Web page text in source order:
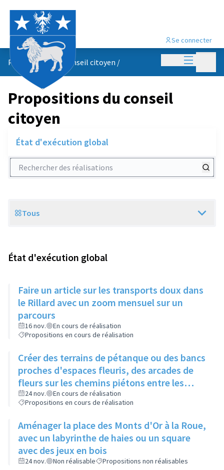
Menu
Se connecter
Propositions du conseil citoyen /
Propositions du conseil
citoyen
État d'exécution global
Rechercher des réalisations
Scope
Tous
État d'exécution global
Faire un article sur les transports doux dans
le Rillard avec un zoom mensuel sur un
parcours
16 nov.
En cours de réalisation
Propositions en cours de réalisation
Créer des terrains de pétanque ou des bancs
proches d'espaces fleuris, des arcades de
fleurs sur les chemins piétons entre les
immeubles
24 nov.
En cours de réalisation
Propositions en cours de réalisation
Aménager la place des Monts d'Or à la Roue,
avec un labyrinthe de haies ou un square
avec des jeux en bois
24 nov. Non réalisable Propositions non réalisables